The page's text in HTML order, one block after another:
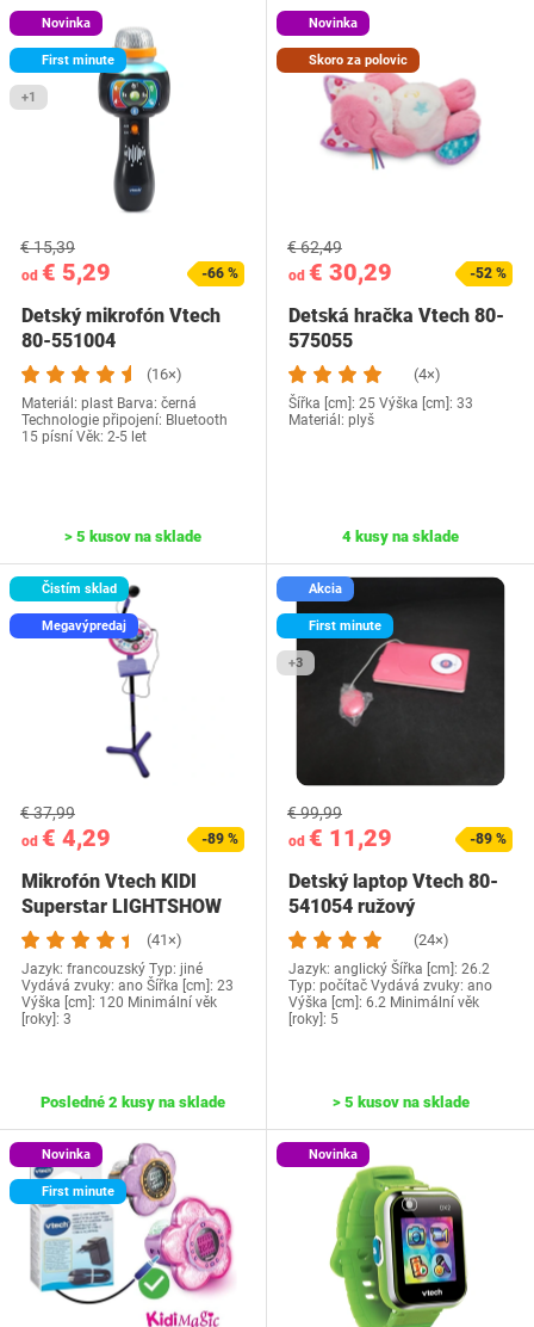
Novinka
First minute
+1
od € 5,29
€ 15,39
-66 %
Detský mikrofón Vtech
‎80-551004
(16×)
Materiál: plast Barva: černá
Technologie připojení: Bluetooth
15 písní Věk: 2-5 let
> 5 kusov na sklade
Novinka
Skoro za polovic
od € 30,29
€ 62,49
-52 %
Detská hračka Vtech 80-
575055
(4×)
Šířka [cm]: 25 Výška [cm]: 33
Materiál: plyš
4 kusy na sklade
Čistím sklad
Megavýpredaj
od € 4,29
€ 37,99
-89 %
Mikrofón Vtech KIDI
Superstar LIGHTSHOW
(41×)
Jazyk: francouzský Typ: jiné
Vydává zvuky: ano Šířka [cm]: 23
Výška [cm]: 120 Minimální věk
[roky]: 3
Posledné 2 kusy na sklade
Akcia
First minute
+3
od € 11,29
€ 99,99
-89 %
Detský laptop Vtech 80-
541054 ružový
(24×)
Jazyk: anglický Šířka [cm]: 26.2
Typ: počítač Vydává zvuky: ano
Výška [cm]: 6.2 Minimální věk
[roky]: 5
> 5 kusov na sklade
Novinka
First minute
Novinka